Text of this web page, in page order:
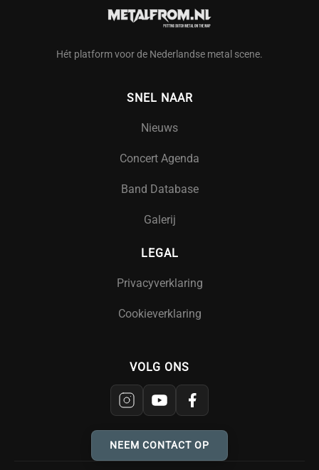
Hét platform voor de Nederlandse metal scene.
SNEL NAAR
Nieuws
Concert Agenda
Band Database
Galerij
LEGAL
Privacyverklaring
Cookieverklaring
VOLG ONS
NEEM CONTACT OP